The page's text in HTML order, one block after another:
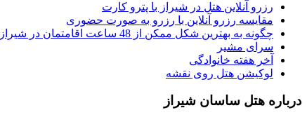
رزرو آنلاین هتل در شیراز با پترو کارت
مقایسه رزرو آنلاین با رزرو به صورت حضوری
چگونه به بهترین شکل ممکن از 48 ساعت اقامتمان در شیراز استفاده کنیم
سرای مشیر
آخر هفته خانوادگی
لوکیشن هتل روی نقشه
درباره هتل ساسان شیراز